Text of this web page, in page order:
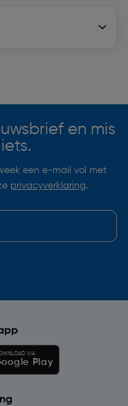
en mis
een e-mail vol met
privacyverklaring.
VIA
Play